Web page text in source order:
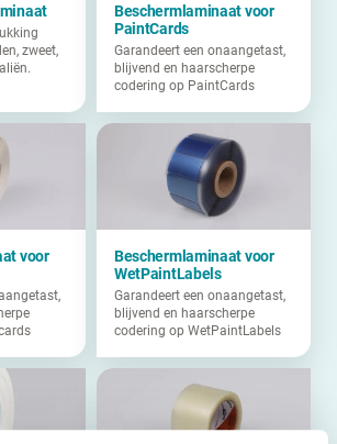
zweet,
Beschermlaminaat voor
PaintCards
Garandeert een onaangetast,
blijvend en haarscherpe
codering op PaintCards
voor
Beschermlaminaat voor
WetPaintLabels
Garandeert een onaangetast,
blijvend en haarscherpe
codering op WetPaintLabels